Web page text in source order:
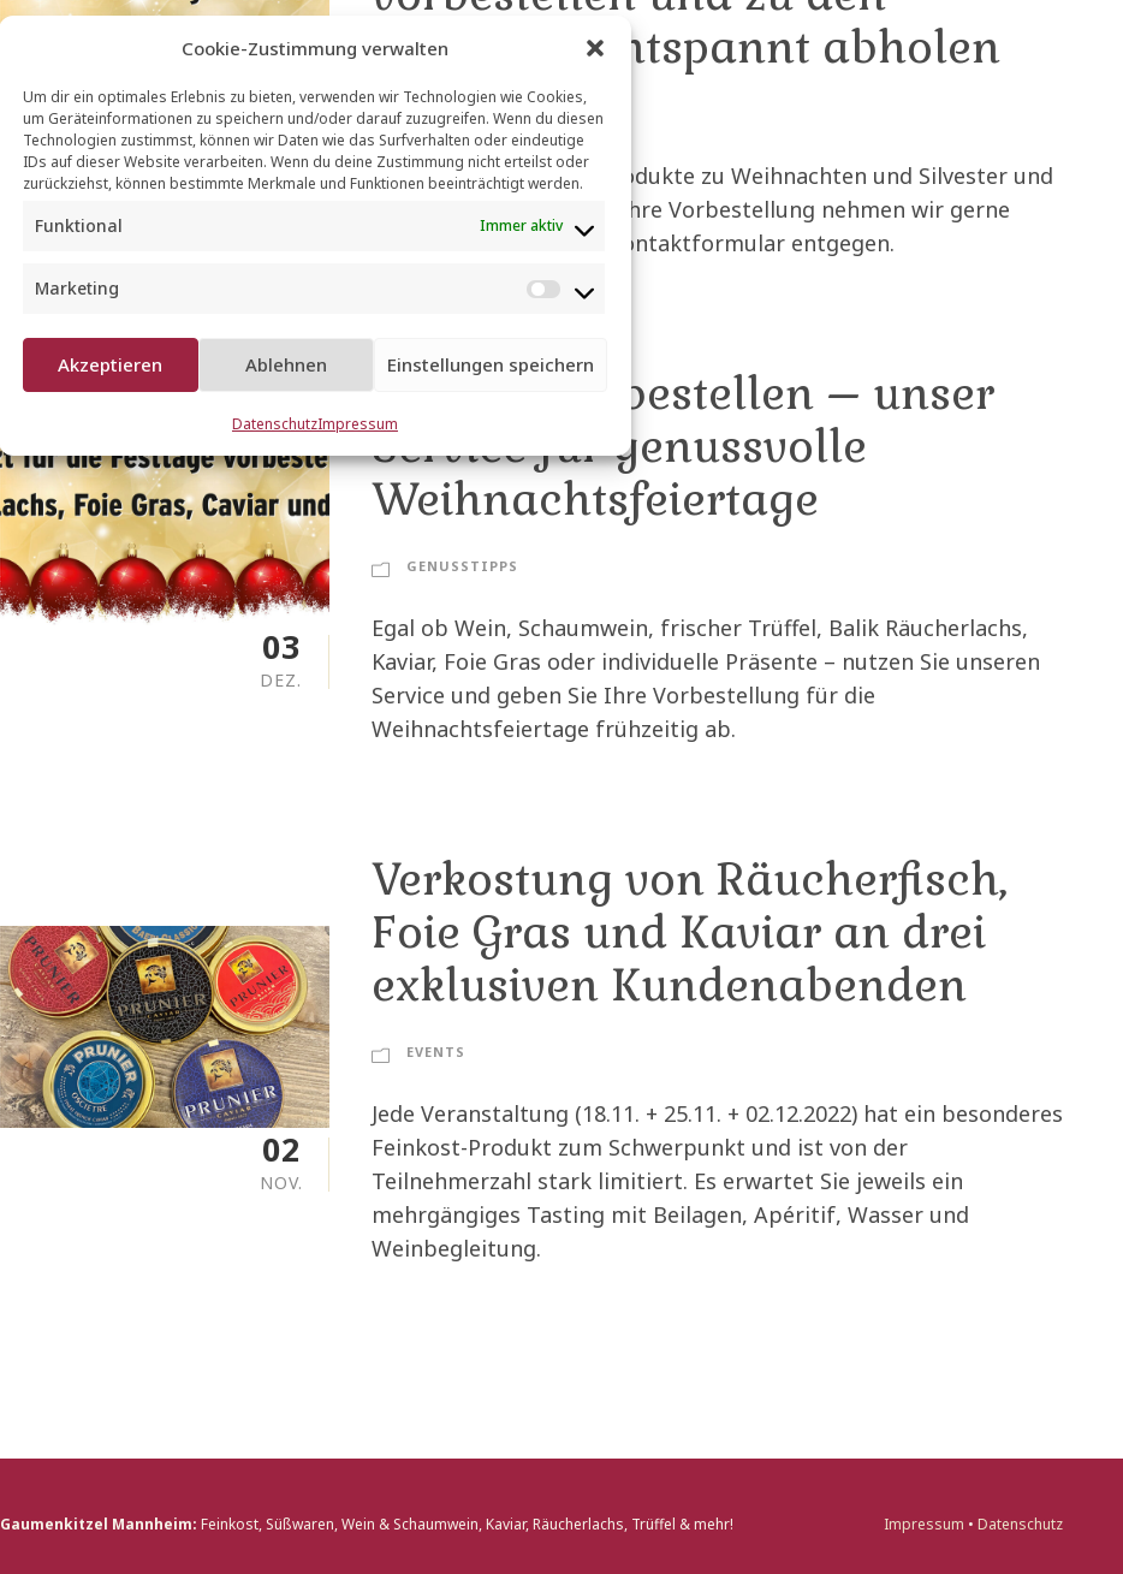
Cookie-Zustimmung verwalten
Um dir ein optimales Erlebnis zu bieten, verwenden wir Technologien wie Cookies,
um Geräteinformationen zu speichern und/oder darauf zuzugreifen. Wenn du diesen
Technologien zustimmst, können wir Daten wie das Surfverhalten oder eindeutige
IDs auf dieser Website verarbeiten. Wenn du deine Zustimmung nicht erteilst oder
zurückziehst, können bestimmte Merkmale und Funktionen beeinträchtigt werden.
Funktional Immer aktiv
Marketing
M
r
t
i
Akzeptieren Ablehnen Einstellungen speichern
DatenschutzImpressum
20
Festtagen entspannt abholen
GENUSSTIPPS
Entdecken Sie unsere Produkte zu Weihnachten und Silvester und
lassen Sie sich beraten. Ihre Vorbestellung nehmen wir gerne
auch per Telefon oder Kontaktformular entgegen.
03
DEZ.
Einfach vorbestellen – unser
Service für genussvolle
Weihnachtsfeiertage
GENUSSTIPPS
Egal ob Wein, Schaumwein, frischer Trüffel, Balik Räucherlachs,
Kaviar, Foie Gras oder individuelle Präsente – nutzen Sie unseren
Service und geben Sie Ihre Vorbestellung für die
Weihnachtsfeiertage frühzeitig ab.
02
NOV.
Verkostung von Räucherfisch,
Foie Gras und Kaviar an drei
exklusiven Kundenabenden
EVENTS
Jede Veranstaltung (18.11. + 25.11. + 02.12.2022) hat ein besonderes
Feinkost-Produkt zum Schwerpunkt und ist von der
Teilnehmerzahl stark limitiert. Es erwartet Sie jeweils ein
mehrgängiges Tasting mit Beilagen, Apéritif, Wasser und
Weinbegleitung.
Gaumenkitzel Mannheim: Feinkost, Süßwaren, Wein & Schaumwein, Kaviar, Räucherlachs, Trüffel & mehr! Impressum • Datenschutz